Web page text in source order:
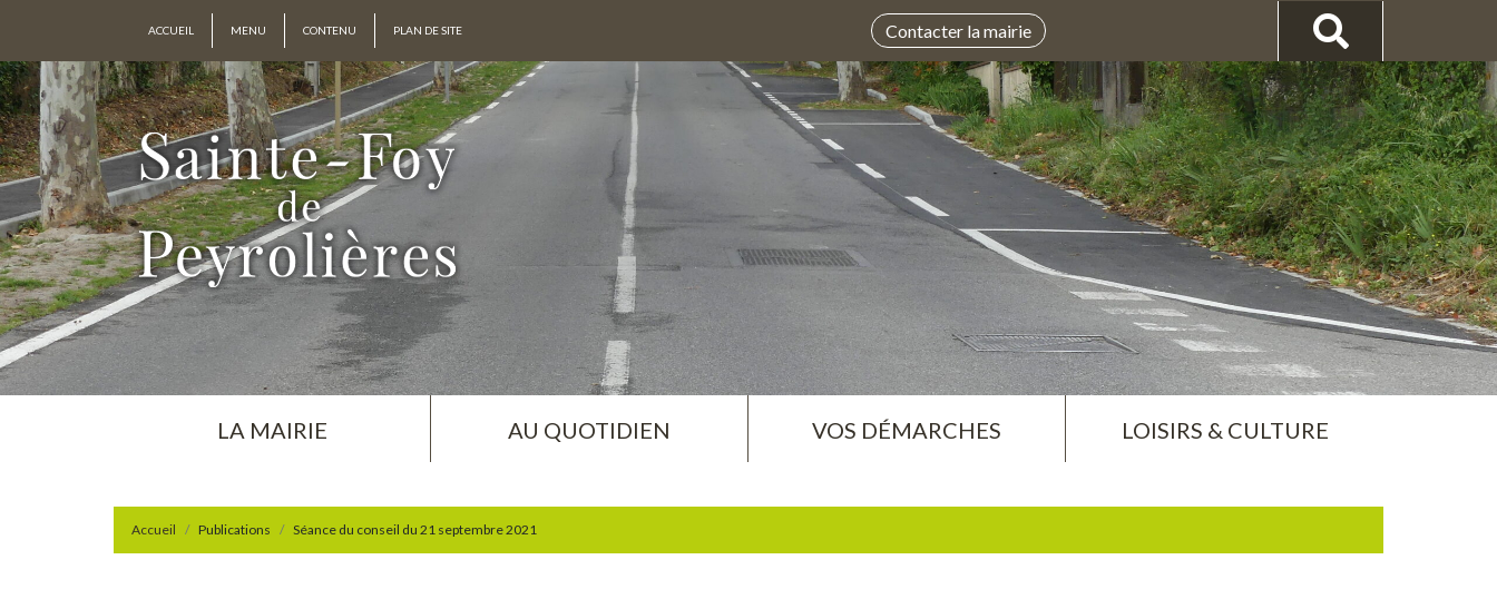
ACCUEIL MENU CONTENU PLAN DE SITE Contacter la mairie
LA MAIRIE AU QUOTIDIEN VOS DÉMARCHES LOISIRS & CULTURE
Accueil Publications Séance du conseil du 21 septembre 2021